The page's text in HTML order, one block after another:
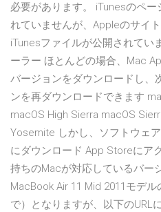
必要があります。 iTunesのペ
れていませんが、Appleのサイ
iTunesファイルが公開されてい
ーラー ほとんどの場合、Mac
バージョンをダウンロードし、
ンを再ダウンロードできます
macOS High Sierra macOS
Yosemite しかし、ソフトウェ
にダウンロード App Storeにア
持ちのMacが対応しているバー
MacBook Air 11 Mid 2011モデ
で）となりますが、以下のURL